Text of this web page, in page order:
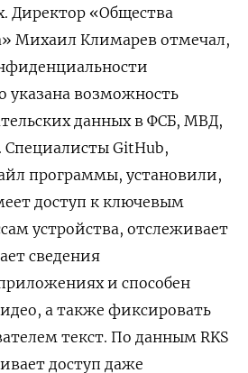
Директор «Общества
Михаил Климарев отмечал,
возможность
данных в ФСБ, МВД,
GitHub,
программы, установили,
доступ к ключевым
устройства, отслеживает
сведения
и способен
а также фиксировать
текст. По данным RKS
доступ даже